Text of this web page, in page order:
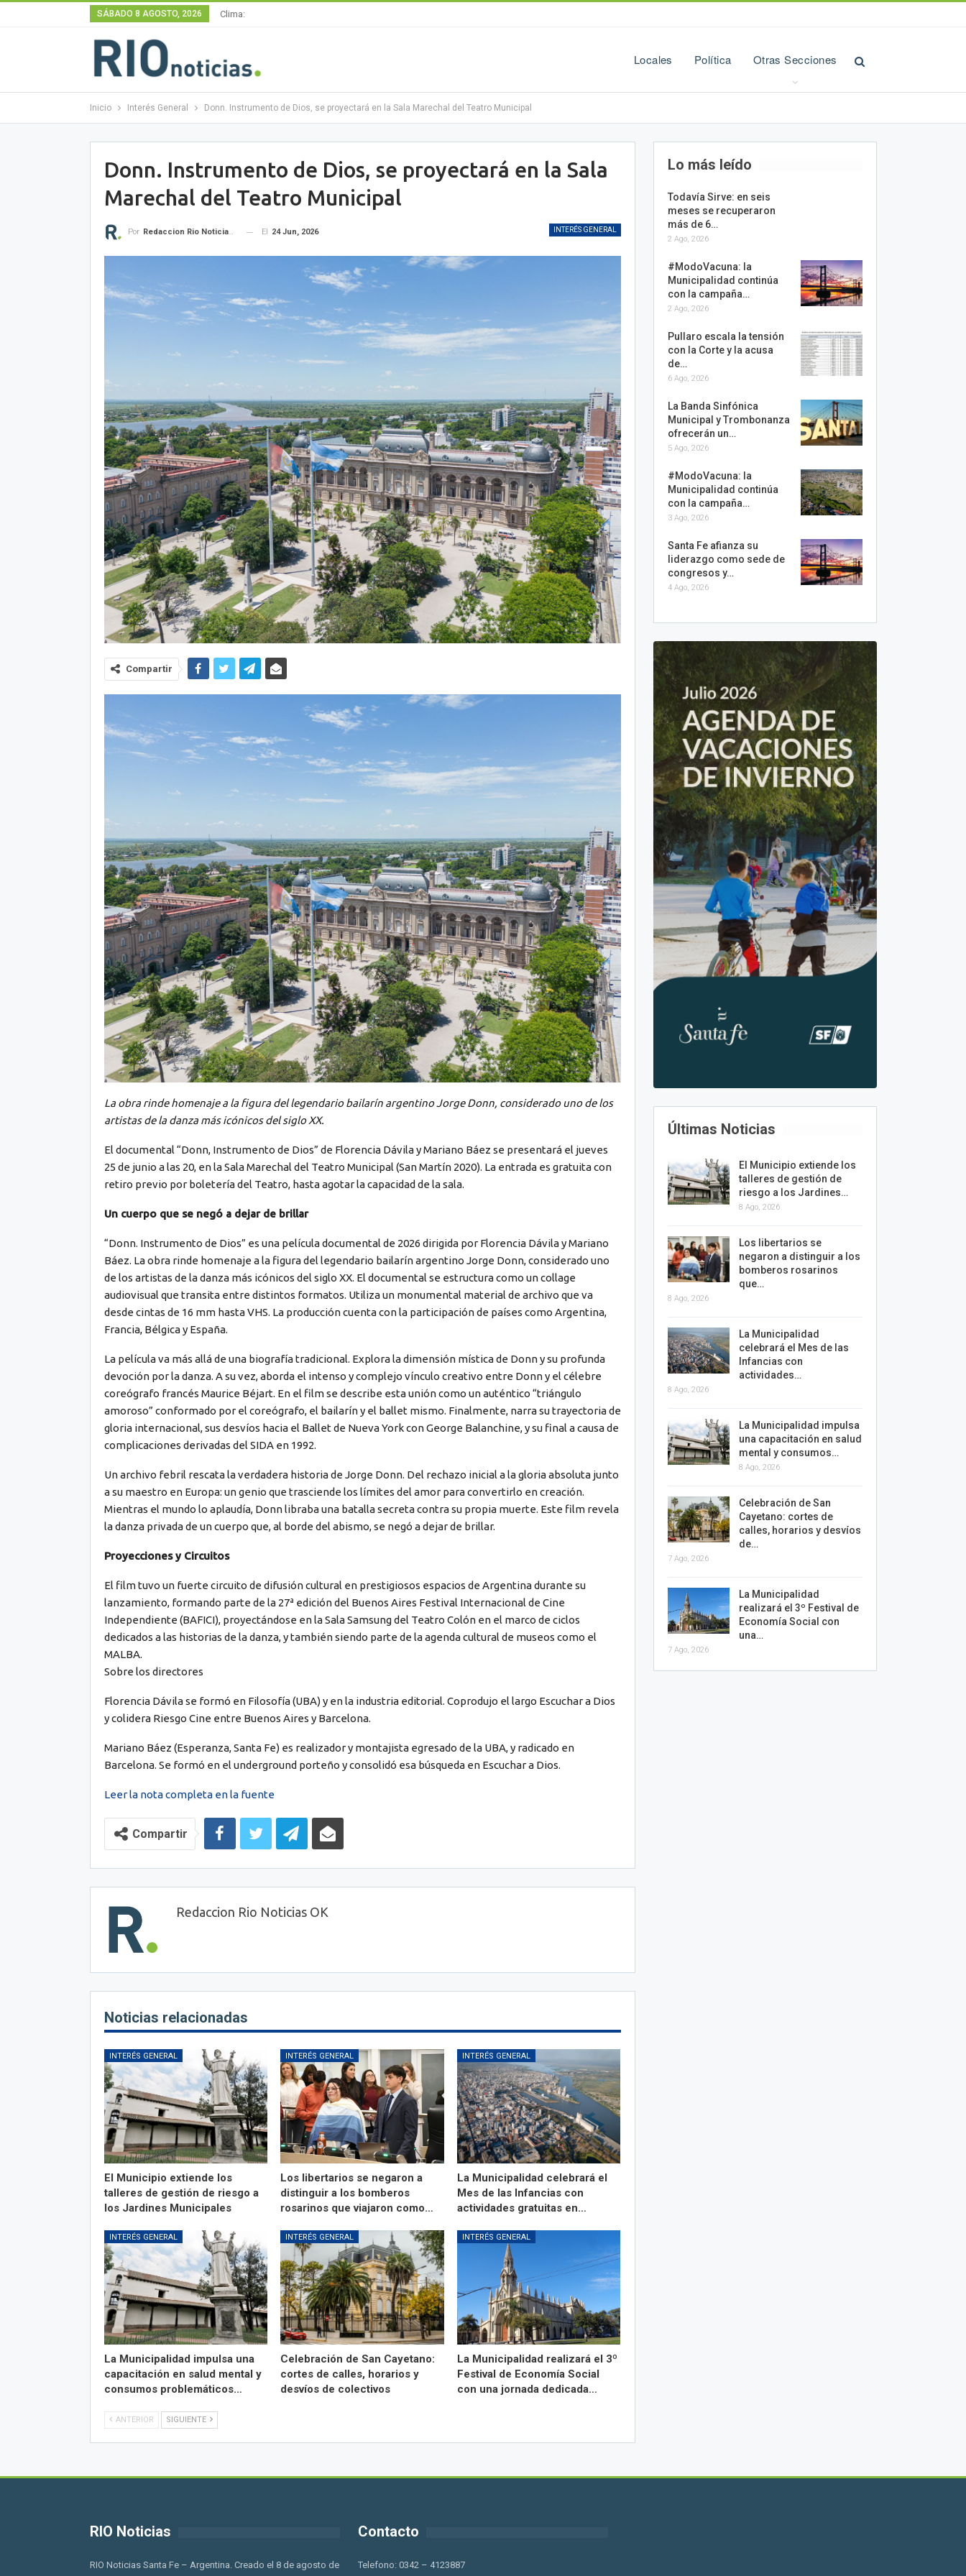
SÁBADO 8 AGOSTO, 2026 Clima:
Locales Política Otras Secciones
Inicio Interés General Donn. Instrumento de Dios, se proyectará en la Sala Marechal del Teatro Municipal
Donn. Instrumento de Dios, se proyectará en la Sala
Marechal del Teatro Municipal
INTERÉS GENERAL
Por Redaccion Rio Noticias OK El 24 Jun, 2026
Compartir
La obra rinde homenaje a la figura del legendario bailarín argentino Jorge Donn, considerado uno de los
artistas de la danza más icónicos del siglo XX.
El documental “Donn, Instrumento de Dios” de Florencia Dávila y Mariano Báez se presentará el jueves
25 de junio a las 20, en la Sala Marechal del Teatro Municipal (San Martín 2020). La entrada es gratuita con
retiro previo por boletería del Teatro, hasta agotar la capacidad de la sala.
Un cuerpo que se negó a dejar de brillar
“Donn. Instrumento de Dios” es una película documental de 2026 dirigida por Florencia Dávila y Mariano
Báez. La obra rinde homenaje a la figura del legendario bailarín argentino Jorge Donn, considerado uno
de los artistas de la danza más icónicos del siglo XX. El documental se estructura como un collage
audiovisual que transita entre distintos formatos. Utiliza un monumental material de archivo que va
desde cintas de 16 mm hasta VHS. La producción cuenta con la participación de países como Argentina,
Francia, Bélgica y España.
La película va más allá de una biografía tradicional. Explora la dimensión mística de Donn y su profunda
devoción por la danza. A su vez, aborda el intenso y complejo vínculo creativo entre Donn y el célebre
coreógrafo francés Maurice Béjart. En el film se describe esta unión como un auténtico “triángulo
amoroso” conformado por el coreógrafo, el bailarín y el ballet mismo. Finalmente, narra su trayectoria de
gloria internacional, sus desvíos hacia el Ballet de Nueva York con George Balanchine, y su final a causa de
complicaciones derivadas del SIDA en 1992.
Un archivo febril rescata la verdadera historia de Jorge Donn. Del rechazo inicial a la gloria absoluta junto
a su maestro en Europa: un genio que trasciende los límites del amor para convertirlo en creación.
Mientras el mundo lo aplaudía, Donn libraba una batalla secreta contra su propia muerte. Este film revela
la danza privada de un cuerpo que, al borde del abismo, se negó a dejar de brillar.
Proyecciones y Circuitos
El film tuvo un fuerte circuito de difusión cultural en prestigiosos espacios de Argentina durante su
lanzamiento, formando parte de la 27ª edición del Buenos Aires Festival Internacional de Cine
Independiente (BAFICI), proyectándose en la Sala Samsung del Teatro Colón en el marco de ciclos
dedicados a las historias de la danza, y también siendo parte de la agenda cultural de museos como el
MALBA.
Sobre los directores
Florencia Dávila se formó en Filosofía (UBA) y en la industria editorial. Coprodujo el largo Escuchar a Dios
y colidera Riesgo Cine entre Buenos Aires y Barcelona.
Mariano Báez (Esperanza, Santa Fe) es realizador y montajista egresado de la UBA, y radicado en
Barcelona. Se formó en el underground porteño y consolidó esa búsqueda en Escuchar a Dios.
Leer la nota completa en la fuente
Compartir
Redaccion Rio Noticias OK
Noticias relacionadas
INTERÉS GENERAL
El Municipio extiende los
talleres de gestión de riesgo a
los Jardines Municipales
INTERÉS GENERAL
Los libertarios se negaron a
distinguir a los bomberos
rosarinos que viajaron como…
INTERÉS GENERAL
La Municipalidad celebrará el
Mes de las Infancias con
actividades gratuitas en…
INTERÉS GENERAL
La Municipalidad impulsa una
capacitación en salud mental y
consumos problemáticos…
INTERÉS GENERAL
Celebración de San Cayetano:
cortes de calles, horarios y
desvíos de colectivos
INTERÉS GENERAL
La Municipalidad realizará el 3º
Festival de Economía Social
con una jornada dedicada…
ANTERIOR SIGUIENTE
Lo más leído
Todavía Sirve: en seis
meses se recuperaron
más de 6…
2 Ago, 2026
#ModoVacuna: la
Municipalidad continúa
con la campaña…
2 Ago, 2026
Pullaro escala la tensión
con la Corte y la acusa
de…
6 Ago, 2026
La Banda Sinfónica
Municipal y Trombonanza
ofrecerán un…
5 Ago, 2026
#ModoVacuna: la
Municipalidad continúa
con la campaña…
3 Ago, 2026
Santa Fe afianza su
liderazgo como sede de
congresos y…
4 Ago, 2026
Últimas Noticias
El Municipio extiende los
talleres de gestión de
riesgo a los Jardines…
8 Ago, 2026
Los libertarios se
negaron a distinguir a los
bomberos rosarinos
que…
8 Ago, 2026
La Municipalidad
celebrará el Mes de las
Infancias con
actividades…
8 Ago, 2026
La Municipalidad impulsa
una capacitación en salud
mental y consumos…
8 Ago, 2026
Celebración de San
Cayetano: cortes de
calles, horarios y desvíos
de…
7 Ago, 2026
La Municipalidad
realizará el 3º Festival de
Economía Social con
una…
7 Ago, 2026
RIO Noticias
RIO Noticias Santa Fe – Argentina. Creado el 8 de agosto de
Contacto
Telefono: 0342 – 4123887